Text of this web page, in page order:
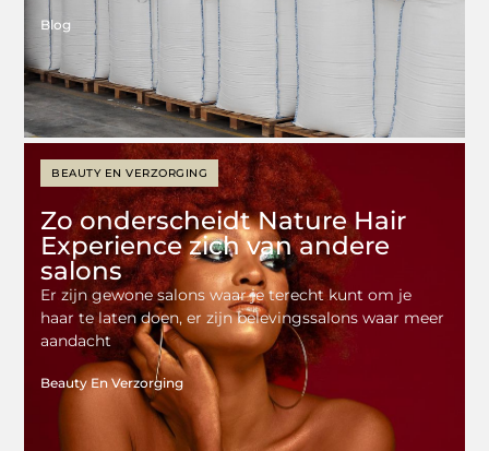
Blog
BEAUTY EN VERZORGING
Zo onderscheidt Nature Hair
Experience zich van andere
salons
Er zijn gewone salons waar je terecht kunt om je
haar te laten doen, er zijn belevingssalons waar meer
aandacht
Beauty En Verzorging